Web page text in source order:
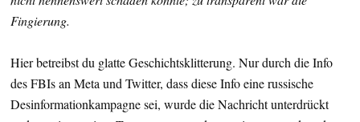
Fingierung.
Hier betreibst du glatte Geschichtsklitterung. Nur durch die Info
des FBIs an Meta und Twitter, dass diese Info eine russische
Desinformationkampagne sei, wurde die Nachricht unterdrückt